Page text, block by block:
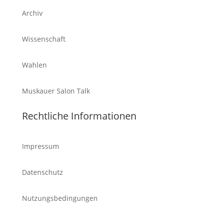
Archiv
Wissenschaft
Wahlen
Muskauer Salon Talk
Rechtliche Informationen
Impressum
Datenschutz
Nutzungsbedingungen